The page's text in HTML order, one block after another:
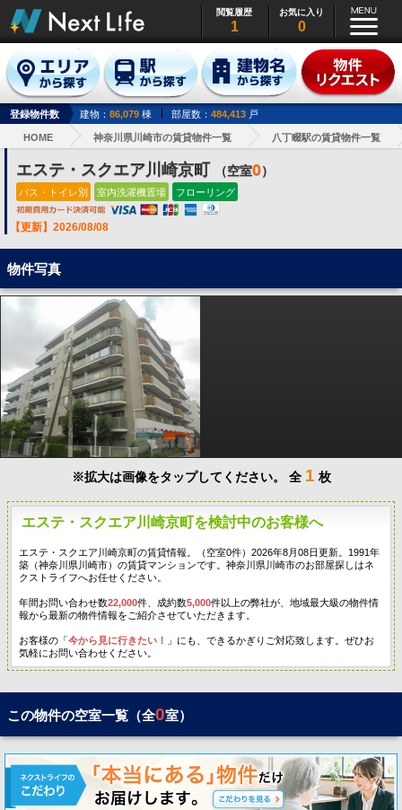
閲覧履歴
1
お気に入り
0
登録物件数 建物： 86,079 棟 部屋数： 484,413 戸
HOME 神奈川県川崎市の賃貸物件一覧 八丁畷駅の賃貸物件一覧
エステ・スクエア川崎京町 （空室0）
バス・トイレ別 室内洗濯機置場 フローリング
【更新】2026/08/08
物件写真
※拡大は画像をタップしてください。 全 1 枚
エステ・スクエア川崎京町を検討中のお客様へ
エステ・スクエア川崎京町の賃貸情報。（空室0件）2026年8月08日更新。1991年
築（神奈川県川崎市）の賃貸マンションです。神奈川県川崎市のお部屋探しはネ
クストライフへお任せください。
年間お問い合わせ数22,000件、成約数5,000件以上の弊社が、地域最大級の物件情
報から最新の物件情報をご紹介させていただきます。
お客様の「今から見に行きたい！
」にも、できるかぎりご対応致します。ぜひお
気軽にお問い合わせください。
この物件の空室一覧（全0室）